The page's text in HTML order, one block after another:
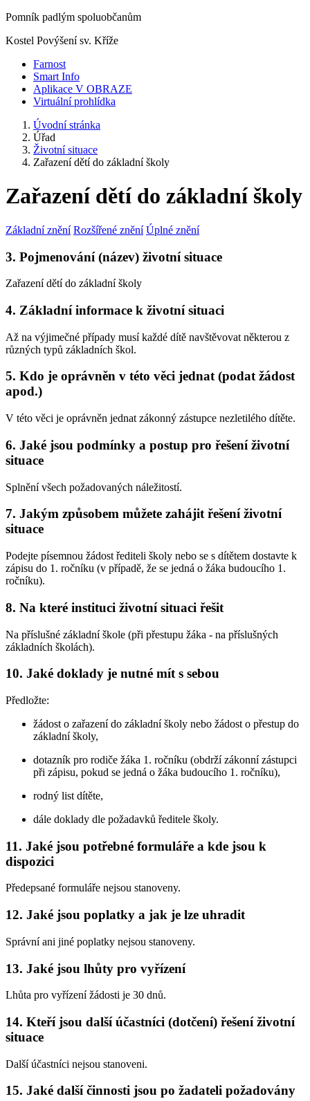
Pomník padlým spoluobčanům
Kostel Povýšení sv. Kříže
Farnost
Smart Info
Aplikace V OBRAZE
Virtuální prohlídka
Úvodní stránka
Úřad
Životní situace
Zařazení dětí do základní školy
Zařazení dětí do základní školy
Základní znění Rozšířené znění Úplné znění
3. Pojmenování (název) životní situace
Zařazení dětí do základní školy
4. Základní informace k životní situaci
Až na výjimečné případy musí každé dítě navštěvovat některou z
různých typů základních škol.
5. Kdo je oprávněn v této věci jednat (podat žádost
apod.)
V této věci je oprávněn jednat zákonný zástupce nezletilého dítěte.
6. Jaké jsou podmínky a postup pro řešení životní
situace
Splnění všech požadovaných náležitostí.
7. Jakým způsobem můžete zahájit řešení životní
situace
Podejte písemnou žádost řediteli školy nebo se s dítětem dostavte k
zápisu do 1. ročníku (v případě, že se jedná o žáka budoucího 1.
ročníku).
8. Na které instituci životní situaci řešit
Na příslušné základní škole (při přestupu žáka - na příslušných
základních školách).
10. Jaké doklady je nutné mít s sebou
Předložte:
žádost o zařazení do základní školy nebo žádost o přestup do
základní školy,
dotazník pro rodiče žáka 1. ročníku (obdrží zákonní zástupci
při zápisu, pokud se jedná o žáka budoucího 1. ročníku),
rodný list dítěte,
dále doklady dle požadavků ředitele školy.
11. Jaké jsou potřebné formuláře a kde jsou k
dispozici
Předepsané formuláře nejsou stanoveny.
12. Jaké jsou poplatky a jak je lze uhradit
Správní ani jiné poplatky nejsou stanoveny.
13. Jaké jsou lhůty pro vyřízení
Lhůta pro vyřízení žádosti je 30 dnů.
14. Kteří jsou další účastníci (dotčení) řešení životní
situace
Další účastníci nejsou stanoveni.
15. Jaké další činnosti jsou po žadateli požadovány